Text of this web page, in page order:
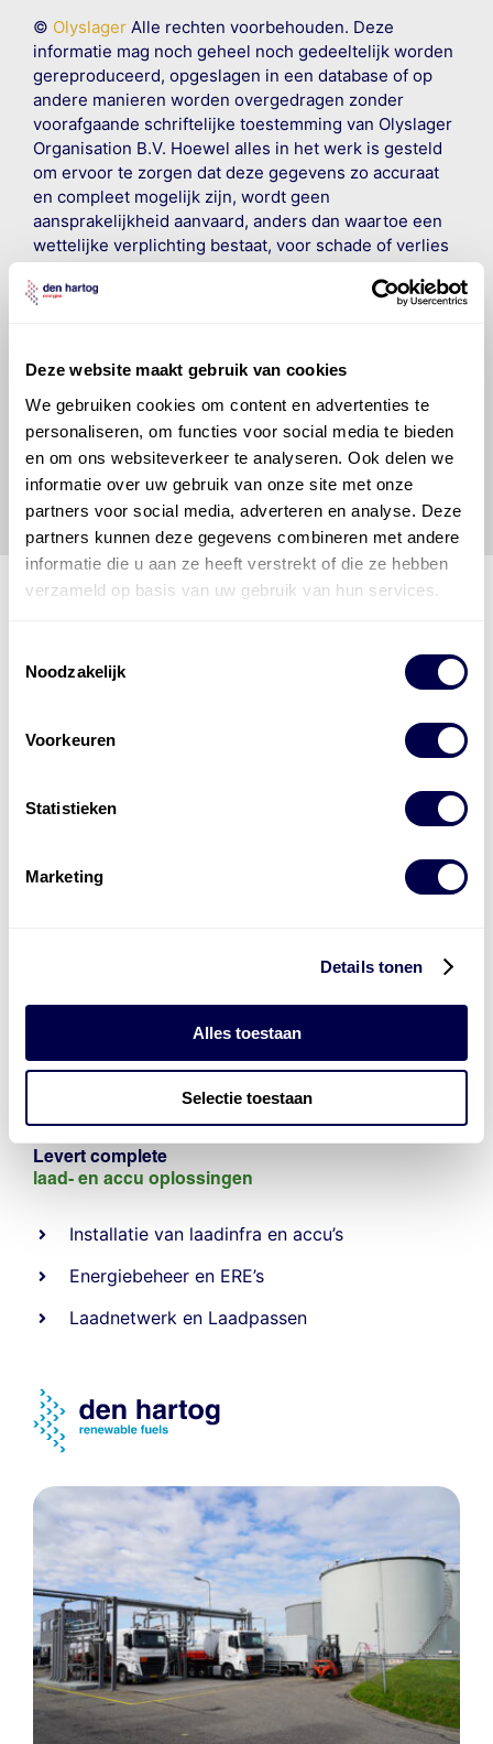
Deze website maakt gebruik van cookies
We gebruiken cookies om content en advertenties te
personaliseren, om functies voor social media te bieden
en om ons websiteverkeer te analyseren. Ook delen we
informatie over uw gebruik van onze site met onze
partners voor social media, adverteren en analyse. Deze
partners kunnen deze gegevens combineren met andere
informatie die u aan ze heeft verstrekt of die ze hebben
verzameld op basis van uw gebruik van hun services.
Noodzakelijk
Voorkeuren
Statistieken
Marketing
Details tonen
Alles toestaan
Selectie toestaan
© OlyslagerAlle rechten voorbehouden. Deze
informatie mag noch geheel noch gedeeltelijk worden
gereproduceerd, opgeslagen in een database of op
andere manieren worden overgedragen zonder
voorafgaande schriftelijke toestemming van Olyslager
Organisation B.V. Hoewel alles in het werk is gesteld
om ervoor te zorgen dat deze gegevens zo accuraat
en compleet mogelijk zijn, wordt geen
aansprakelijkheid aanvaard, anders dan waartoe een
wettelijke verplichting bestaat, voor schade of verlies
veroorzaakt door fouten of omissies in de verstrekte
informatie. Door deze olieaanbevelingsinformatie te
om de vereiste onderhoudswerkzaamheden op een
vrijwaart en indemniseert de uitgever enDen Hartog
Energiesvoor enig verlies, letsel, claim en schade
veroorzaakt door een onjuiste interpretatie of een
onjuist gebruik van de gepubliceerde gegevens.
Levert complete
laad- en accu oplossingen
Installatie van laadinfra en accu’s
Energiebeheer en ERE’s
Laadnetwerk en Laadpassen